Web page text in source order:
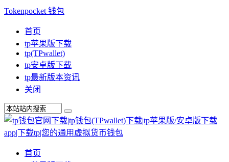
Tokenpocket 钱包
首页
tp苹果版下载
tp(TPwallet)
tp安卓版下载
tp最新版本资讯
关闭
首页